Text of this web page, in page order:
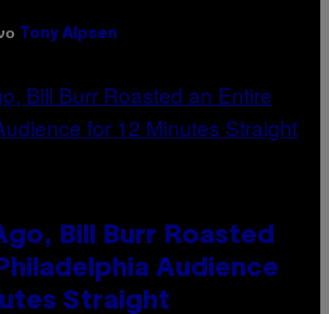
Tony Alpsen
Bill Burr Roasted
Audience
Straight